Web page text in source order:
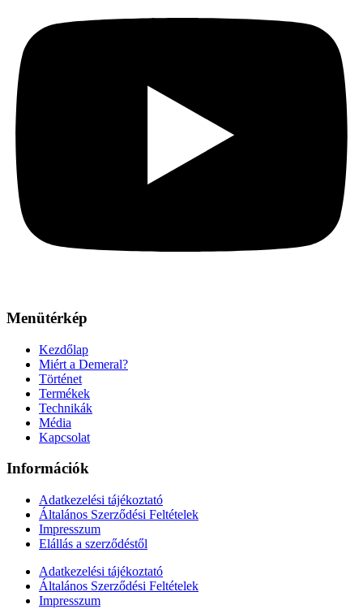
Menütérkép
Kezdőlap
Miért a Demeral?
Történet
Termékek
Technikák
Média
Kapcsolat
Információk
Adatkezelési tájékoztató
Általános Szerződési Feltételek
Impresszum
Elállás a szerződéstől
Adatkezelési tájékoztató
Általános Szerződési Feltételek
Impresszum